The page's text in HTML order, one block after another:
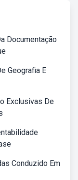
Documentação
Geografia E
Exclusivas De
Conduzido Em